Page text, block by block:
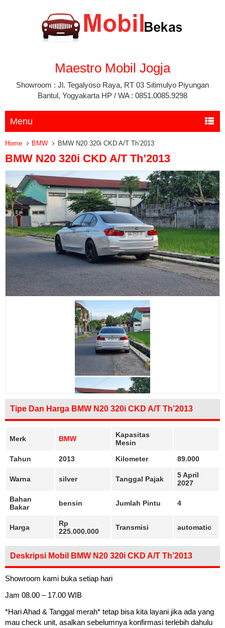
Maestro Mobil Jogja
Showroom : Jl. Tegalyoso Raya, RT 03 Sitimulyo Piyungan
Bantul, Yogyakarta HP / WA : 0851.0085.9298
Menu
Home BMW BMW N20 320i CKD A/T Th’2013
BMW N20 320i CKD A/T Th’2013
Tipe Dan Harga BMW N20 320i CKD A/T Th’2013
Merk BMW
Kapasitas
Mesin
Tahun
2013 Kilometer 89.000
Warna silver Tanggal Pajak
5 April
2027
Bahan
Bakar
bensin Jumlah Pintu 4
Harga
Rp
225.000.000
Transmisi automatic
Deskripsi Mobil BMW N20 320i CKD A/T Th’2013
Showroom kami buka setiap hari
Jam 08.00 – 17.00 WIB
*Hari Ahad & Tanggal merah* tetap bisa kita layani jika ada yang
mau check unit, asalkan sebelumnya konfirmasi terlebih dahulu